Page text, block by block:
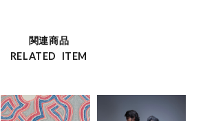
関連商品
RELATED ITEM